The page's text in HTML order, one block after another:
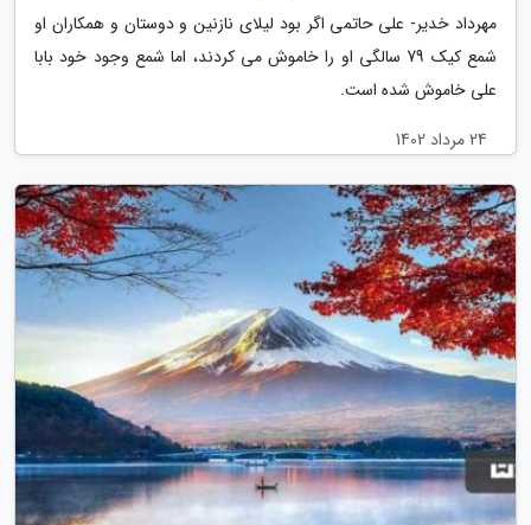
مهرداد خدیر- علی حاتمی اگر بود لیلای نازنین و دوستان و همکاران او
شمع کیک 79 سالگی او را خاموش می کردند، اما شمع وجود خود بابا
علی خاموش شده است.
24 مرداد 1402